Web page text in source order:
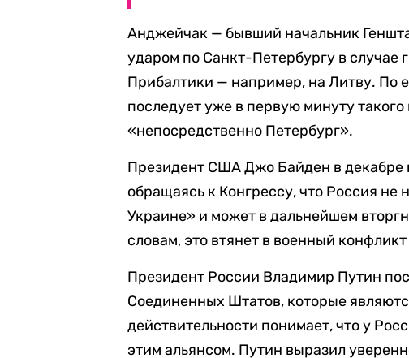
Анджейчак — бывший начальник
ударом по Санкт-Петербургу в случае
Прибалтики — например, на Литву. По
последует уже в первую минуту
«непосредственно Петербург».
Президент США Джо Байден в декабре
обращаясь к Конгрессу, что Россия не
Украине» и может в дальнейшем
словам, это втянет в военный
Президент России Владимир Путин
Соединенных Штатов, которые
действительности понимает, что у
этим альянсом. Путин выразил